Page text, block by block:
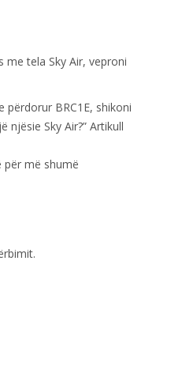
tela Sky Air, veproni
përdorur BRC1E, shikoni
Sky Air?” Artikull
për më shumë